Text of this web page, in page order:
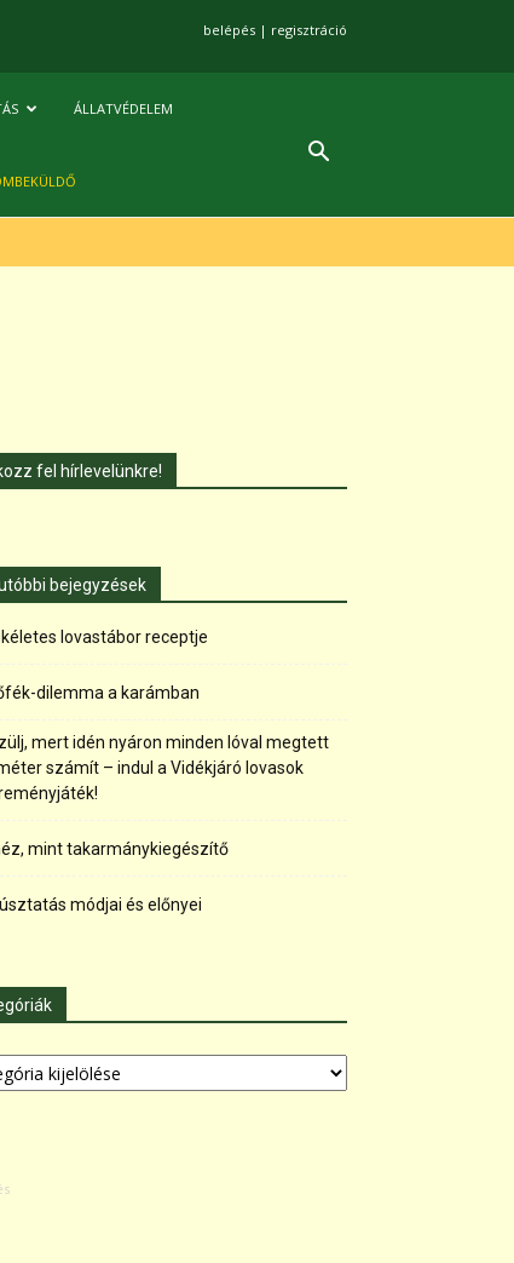
belépés | regisztráció
ÁLLATVÉDELEM
fel hírlevelünkre!
bejegyzések
lovastábor receptje
dilemma a karámban
mert idén nyáron minden lóval megtett
számít – indul a Vidékjáró lovasok
mint takarmánykiegészítő
módjai és előnyei